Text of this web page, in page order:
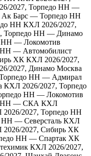
2027, Торпедо НН —
Барс — Торпедо НН
НН КХЛ 2026/2027,
Торпедо НН — Динамо
НН — Локомотив
НН — Автомобилист
ХК КХЛ 2026/2027,
2027, Динамо Москва
НН — Адмирал
КХЛ 2026/2027, Торпедо
НН — Локомотив
НН — СКА КХЛ
2027, Торпедо НН
— Северсталь КХЛ
2027, Сибирь ХК
НН — Спартак ХК
КХЛ 2026/2027,